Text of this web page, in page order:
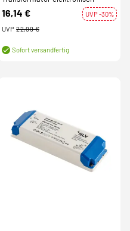
16,14 €
UVP -30%
UVP 22,99 €
Sofort versandfertig